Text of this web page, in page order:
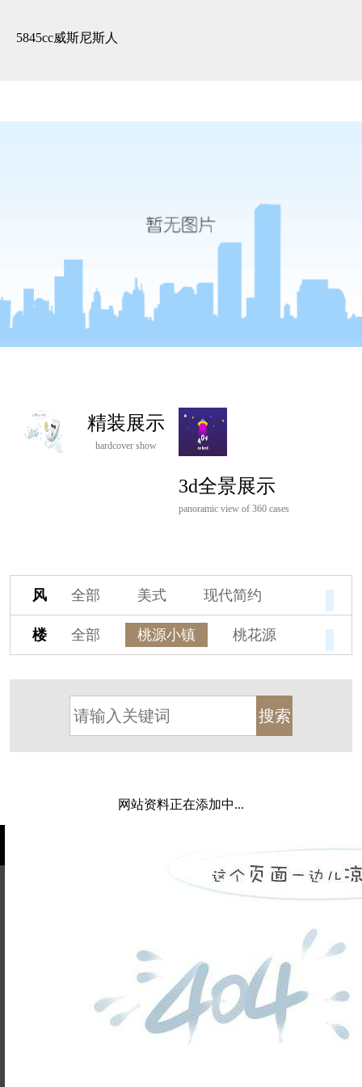
5845cc威斯尼斯人
精装展示
hardcover show
3d全景展示
panoramic view of 360 cases
风
格
全部 美式
现代简约
欧式
中式
新古典
新中式
新亚洲
混搭
轻奢
法式 北欧
简美
港式
其他装饰风格
楼
盘
全部 桃源小镇
桃花源
保亿·湖风雅园
杭房·首望澜翠府
西湖院子
东原德信九章赋
西溪玫瑰
万科·悦虹湾
东方润园
都会森林
瑞城熙园
北辰国颂府
碧桂园珑悦
玉榕庄
旭辉时代
自建别墅
名门世家
绿野春天
网站资料正在添加中...
姓名不能
为空
电话不能